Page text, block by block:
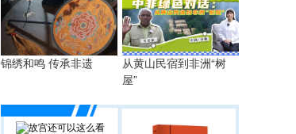
锦绣和鸣 传承非遗
从黄山民宿到非洲“树
屋”